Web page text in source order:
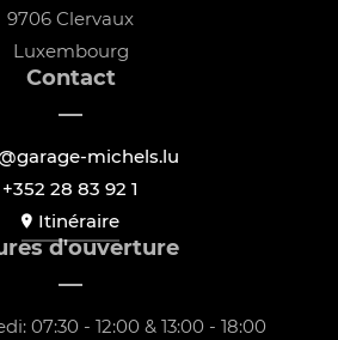
9706 Clervaux
Luxembourg
Contact
michels.lu
+352 28 83 92 1
Itinéraire
d'ouverture
07:30 - 12:00 & 13:00 - 18:00